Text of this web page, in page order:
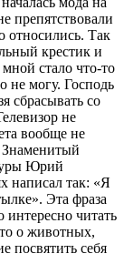
препятствовали
относились. Так
крестик и
стало что-то
не могу. Господь
сбрасывать со
не
вообще не
Знаменитый
Юрий
написал так: «Я
Эта фраза
читать
о животных,
посвятить себя